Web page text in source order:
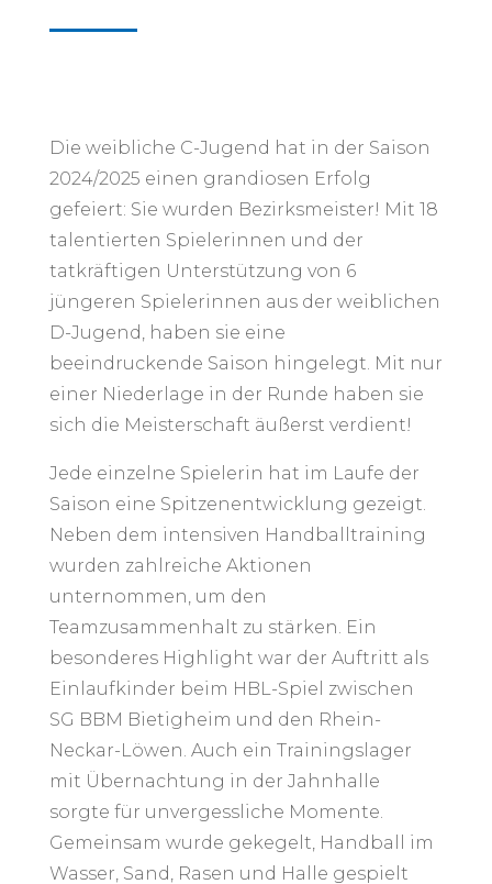
Die weibliche C-Jugend hat in der Saison
2024/2025 einen grandiosen Erfolg
gefeiert: Sie wurden Bezirksmeister! Mit 18
talentierten Spielerinnen und der
tatkräftigen Unterstützung von 6
jüngeren Spielerinnen aus der weiblichen
D-Jugend, haben sie eine
beeindruckende Saison hingelegt. Mit nur
einer Niederlage in der Runde haben sie
sich die Meisterschaft äußerst verdient!
Jede einzelne Spielerin hat im Laufe der
Saison eine Spitzenentwicklung gezeigt.
Neben dem intensiven Handballtraining
wurden zahlreiche Aktionen
unternommen, um den
Teamzusammenhalt zu stärken. Ein
besonderes Highlight war der Auftritt als
Einlaufkinder beim HBL-Spiel zwischen
SG BBM Bietigheim und den Rhein-
Neckar-Löwen. Auch ein Trainingslager
mit Übernachtung in der Jahnhalle
sorgte für unvergessliche Momente.
Gemeinsam wurde gekegelt, Handball im
Wasser, Sand, Rasen und Halle gespielt